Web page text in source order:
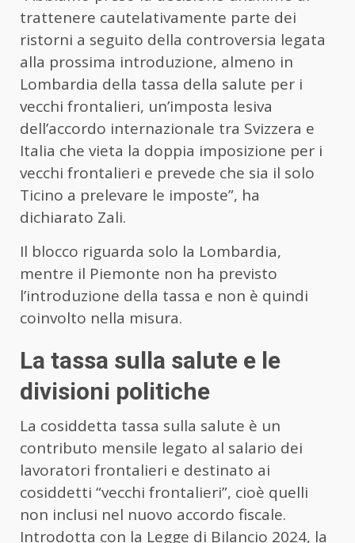
trattenere cautelativamente parte dei
ristorni a seguito della controversia legata
alla prossima introduzione, almeno in
Lombardia della tassa della salute per i
vecchi frontalieri, un’imposta lesiva
dell’accordo internazionale tra Svizzera e
Italia che vieta la doppia imposizione per i
vecchi frontalieri e prevede che sia il solo
Ticino a prelevare le imposte”, ha
dichiarato Zali.
Il blocco riguarda solo la Lombardia,
mentre il Piemonte non ha previsto
l’introduzione della tassa e non è quindi
coinvolto nella misura.
La tassa sulla salute e le
divisioni politiche
La cosiddetta tassa sulla salute è un
contributo mensile legato al salario dei
lavoratori frontalieri e destinato ai
cosiddetti “vecchi frontalieri”, cioè quelli
non inclusi nel nuovo accordo fiscale.
Introdotta con la Legge di Bilancio 2024, la